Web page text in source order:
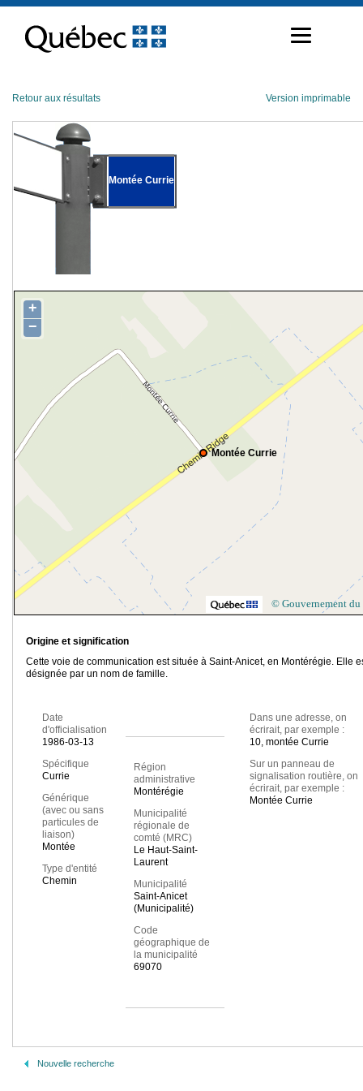
contenu
Retour aux résultats Version imprimable
Montée Currie
Montée Currie
+
−
© Gouvernement du
Origine et signification
Cette voie de communication est située à Saint-Anicet, en Montérégie. Elle
désignée par un nom de famille.
Date
d'officialisation
1986-03-13
Spécifique
Currie
Générique
(avec ou sans
particules de
liaison)
Montée
Type d'entité
Chemin
Région
administrative
Montérégie
Municipalité
régionale de
comté (MRC)
Le Haut-Saint-
Laurent
Municipalité
Saint-Anicet
(Municipalité)
Code
géographique de
la municipalité
69070
Dans une adresse, on
écrirait, par exemple :
10, montée Currie
Sur un panneau de
signalisation routière, on
écrirait, par exemple :
Montée Currie
Nouvelle recherche